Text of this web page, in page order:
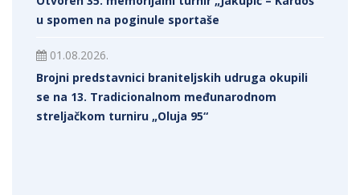
u spomen na poginule sportaše
01.08.2026.
Brojni predstavnici braniteljskih udruga okupili
se na 13. Tradicionalnom međunarodnom
streljačkom turniru „Oluja 95“